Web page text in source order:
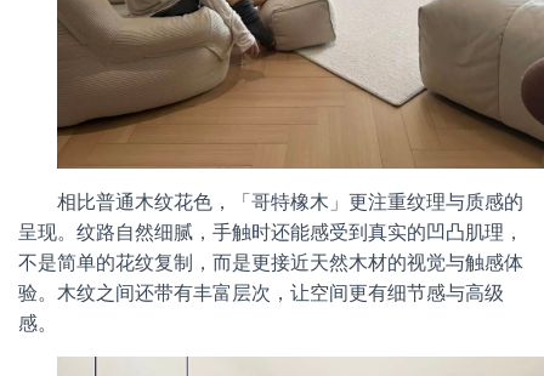
相比普通木纹花色，「哥特橡木」更注重纹理与质感的
呈现。纹路自然细腻，手触时还能感受到真实的凹凸肌理，
不是简单的花纹复制，而是更接近天然木材的视觉与触感体
验。木纹之间还带有丰富层次，让空间更有细节感与高级
感。